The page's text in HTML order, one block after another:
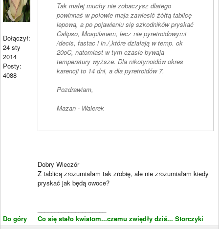
Dołączył:
24 sty
2014
Posty:
4088
Do góry
Tak małej muchy nie zobaczysz dlatego
powinnaś w połowie maja zawiesić żółtą tablicę
lepową, a po pojawieniu się szkodników pryskać
Calipso, Mospilanem, lecz nie pyretroidowymi
/decis, fastac i in./,które działają w temp. ok
20oC, natomiast w tym czasie bywają
temperatury wyższe. Dla nikotynoidów okres
karencji to 14 dni, a dla pyretroidów 7.
Pozdrawiam,
Mazan - Walerek
Dobry Wieczór
Z tablicą zrozumiałam tak zrobię, ale nie zrozumiałam kiedy
pryskać jak będą owoce?
Co się stało kwiatom...czemu zwiędły dziś... Storczyki